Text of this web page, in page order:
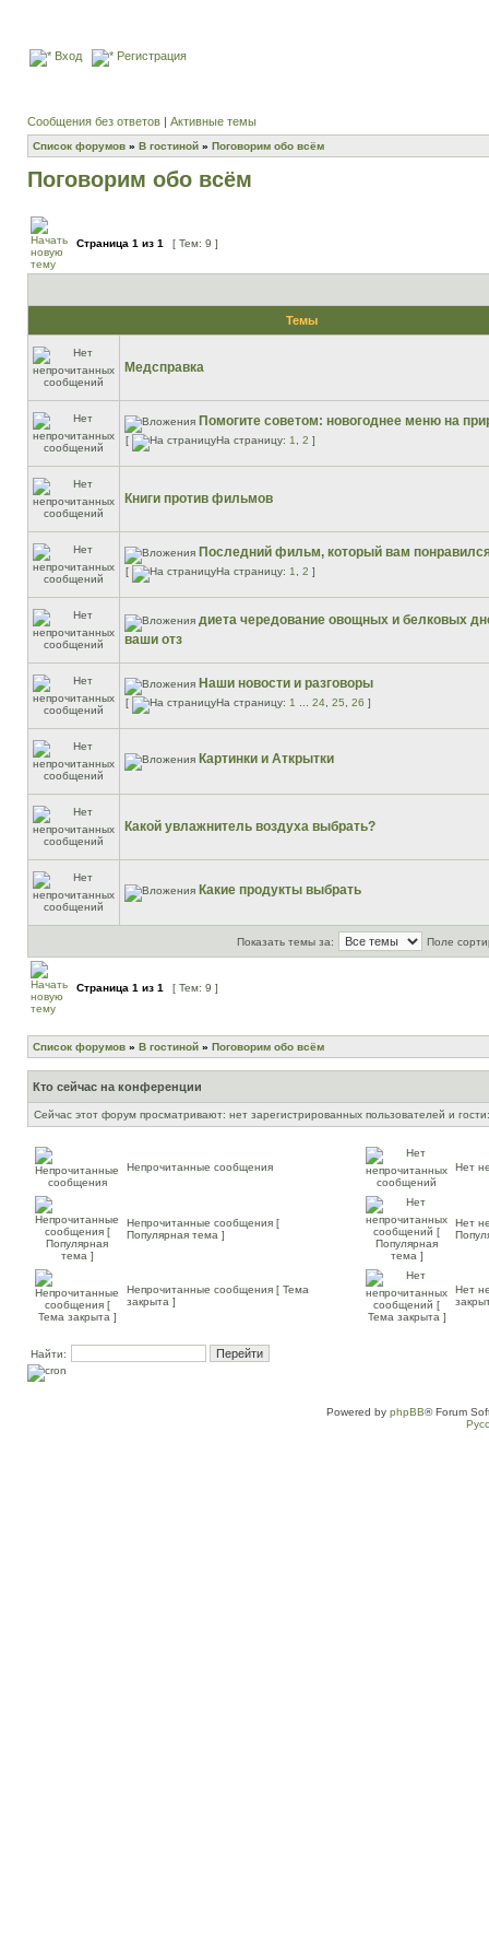
Вход Регистрация
Сообщения без ответов | Активные темы
Список форумов » В гостиной » Поговорим обо всём
Поговорим обо всём
Страница 1 из 1 [ Тем: 9 ]
Темы
Медсправка
Помогите советом: новогоднее меню на
[ На страницу: 1 2 ]
Книги против фильмов
Последний фильм, который вам
[ На страницу: 1 2 ]
диета чередование овощных и белковых
ваши отз
Наши новости и разговоры
[ На страницу: 1 24 25 26 ]
Картинки и Аткрытки
Какой увлажнитель воздуха выбрать?
Какие продукты выбрать
Показать темы за: Поле
Страница 1 из 1 [ Тем: 9 ]
Список форумов » В гостиной » Поговорим обо всём
Кто сейчас на конференции
Сейчас этот форум просматривают: нет зарегистрированных пользователей и
Непрочитанные сообщения Нет
Непрочитанные сообщения [
Популярная тема ]
Нет
Непрочитанные сообщения [ Тема
закрыта ]
Нет
Найти:
Powered by phpBB® Forum